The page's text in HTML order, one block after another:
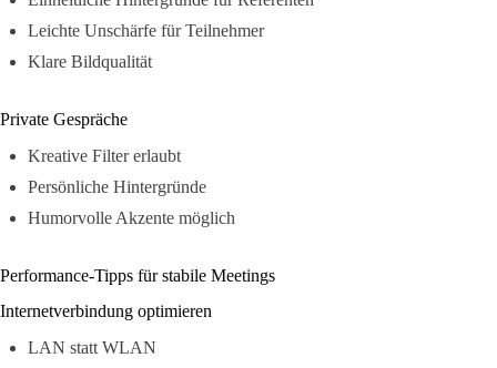
Leichte Unschärfe für Teilnehmer
Klare Bildqualität
Private Gespräche
Kreative Filter erlaubt
Persönliche Hintergründe
Humorvolle Akzente möglich
Performance-Tipps für stabile Meetings
Internetverbindung optimieren
LAN statt WLAN